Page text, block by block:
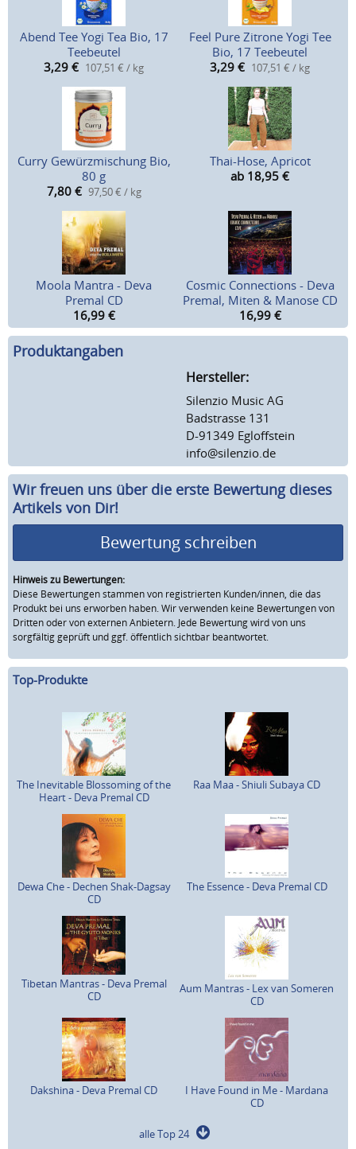
Abend Tee Yogi Tea Bio, 17
Teebeutel
3,29 € 107,51 € / kg
Feel Pure Zitrone Yogi Tee
Bio, 17 Teebeutel
3,29 € 107,51 € / kg
Curry Gewürzmischung Bio,
80 g
7,80 € 97,50 € / kg
Thai-Hose, Apricot
ab 18,95 €
Moola Mantra - Deva
Premal CD
16,99 €
Cosmic Connections - Deva
Premal, Miten & Manose CD
16,99 €
Produktangaben
Hersteller:
Silenzio Music AG
Badstrasse 131
D-91349 Egloffstein
info@silenzio.de
Wir freuen uns über die erste Bewertung dieses
Artikels von Dir!
Bewertung schreiben
Hinweis zu Bewertungen:
Diese Bewertungen stammen von registrierten Kunden/innen, die das
Produkt bei uns erworben haben. Wir verwenden keine Bewertungen von
Dritten oder von externen Anbietern. Jede Bewertung wird von uns
sorgfältig geprüft und ggf. öffentlich sichtbar beantwortet.
Top-Produkte
The Inevitable Blossoming of the
Heart - Deva Premal CD
Raa Maa - Shiuli Subaya CD
Dewa Che - Dechen Shak-Dagsay
CD
The Essence - Deva Premal CD
Tibetan Mantras - Deva Premal
CD
Aum Mantras - Lex van Someren
CD
Dakshina - Deva Premal CD
I Have Found in Me - Mardana
CD
alle Top 24